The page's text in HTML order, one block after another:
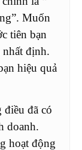
Muốn
tiên bạn
định.
hiệu quả
điều đã có
doanh.
hoạt động